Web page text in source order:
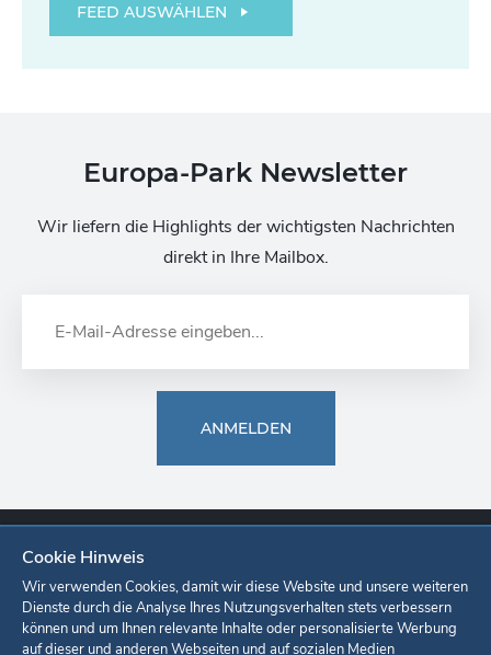
FEED AUSWÄHLEN
Europa-Park Newsletter
Wir liefern die Highlights der wichtigsten Nachrichten
direkt in Ihre Mailbox.
ANMELDEN
Europa-Park Ticketshop Onlineshop Karriere Unternehmen
Datenschutzerklärung Cookie-Einstellungen Impressum
Cookie Hinweis
Wir verwenden Cookies, damit wir diese Website und unsere weiteren
Dienste durch die Analyse Ihres Nutzungsverhalten stets verbessern
können und um Ihnen relevante Inhalte oder personalisierte Werbung
auf dieser und anderen Webseiten und auf sozialen Medien